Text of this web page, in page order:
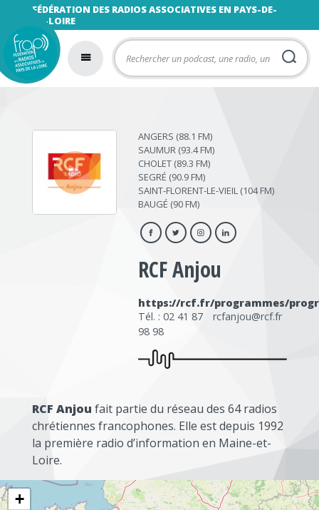
FÉDÉRATION DES RADIOS ASSOCIATIVES EN PAYS-DE-
LA-LOIRE
‣
ANGERS (88.1 FM)
SAUMUR (93.4 FM)
CHOLET (89.3 FM)
SEGRÉ (90.9 FM)
SAINT-FLORENT-LE-VIEIL (104 FM)
BAUGÉ (90 FM)
RCF Anjou
https://rcf.fr/programmes/
Tél. : 02 41 87
98 98
rcfanjou@rcf.fr
RCF Anjou fait partie du réseau des 64 radios
chrétiennes francophones. Elle est depuis 1992
la première radio d’information en Maine-et-
Loire.
+